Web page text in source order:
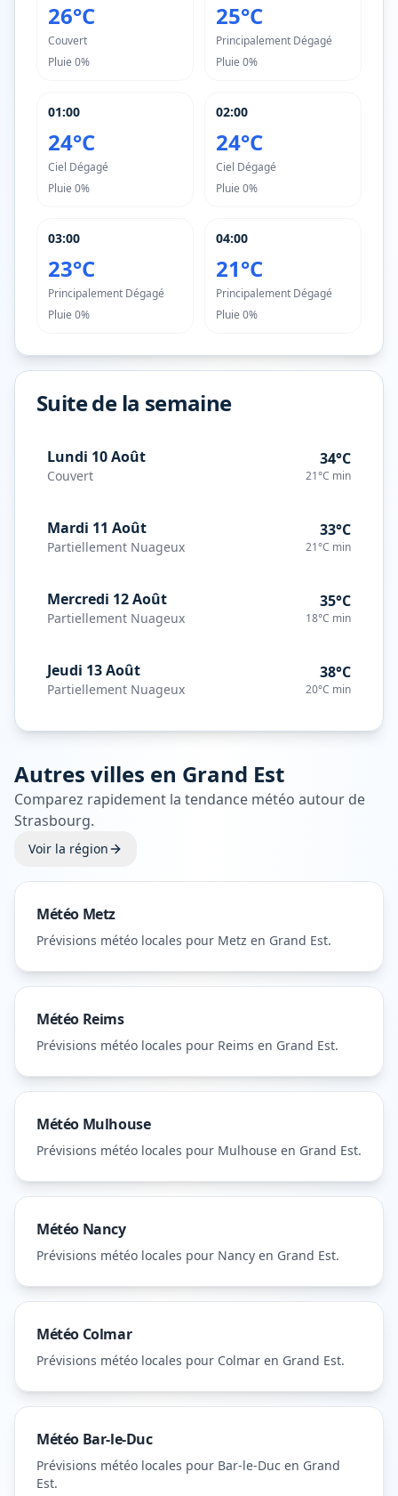
26°C
Couvert
Pluie 0%
25°C
Principalement Dégagé
Pluie 0%
01:00
24°C
Ciel Dégagé
Pluie 0%
02:00
24°C
Ciel Dégagé
Pluie 0%
03:00
23°C
Principalement Dégagé
Pluie 0%
04:00
21°C
Principalement Dégagé
Pluie 0%
Suite de la semaine
Lundi 10 Août
Couvert
34°C
21°C min
Mardi 11 Août
Partiellement Nuageux
33°C
21°C min
Mercredi 12 Août
Partiellement Nuageux
35°C
18°C min
Jeudi 13 Août
Partiellement Nuageux
38°C
20°C min
Autres villes en Grand Est
Comparez rapidement la tendance météo autour de
Strasbourg.
Voir la région
Météo Metz
Prévisions météo locales pour Metz en Grand Est.
Météo Reims
Prévisions météo locales pour Reims en Grand Est.
Météo Mulhouse
Prévisions météo locales pour Mulhouse en Grand Est.
Météo Nancy
Prévisions météo locales pour Nancy en Grand Est.
Météo Colmar
Prévisions météo locales pour Colmar en Grand Est.
Météo Bar-le-Duc
Prévisions météo locales pour Bar-le-Duc en Grand
Est.